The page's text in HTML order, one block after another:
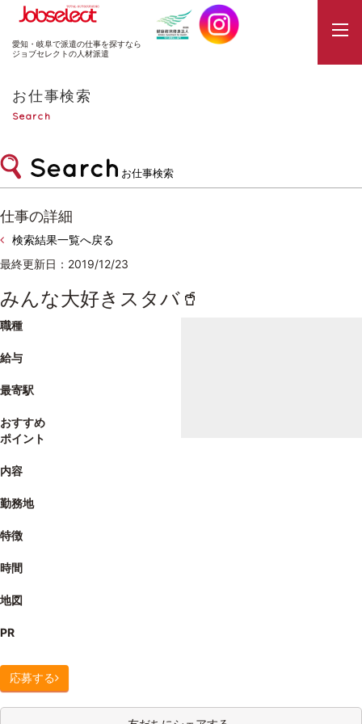
JobSelect
愛知・岐阜で派遣の仕事を探すなら
ジョブセレクトの人材派遣
お仕事検索
Search
お仕事検索
仕事の詳細
検索結果一覧へ戻る
最終更新日：2019/12/23
みんな大好きスタバ🥤
職種
給与
最寄駅
おすすめ
ポイント
内容
勤務地
特徴
時間
地図
PR
応募する